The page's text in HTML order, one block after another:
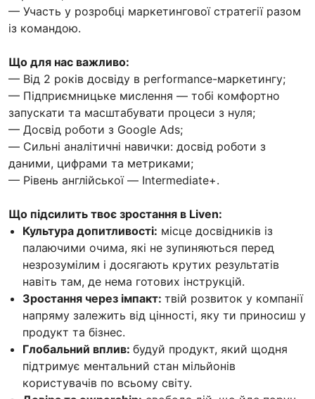
— Участь у розробці маркетингової стратегії разом
із командою.
Що для нас важливо:
— Від 2 років досвіду в performance-маркетингу;
— Підприємницьке мислення — тобі комфортно
запускати та масштабувати процеси з нуля;
— Досвід роботи з Google Ads;
— Сильні аналітичні навички: досвід роботи з
даними, цифрами та метриками;
— Рівень англійської — Intermediate+.
Що підсилить твоє зростання в Liven:
Культура допитливості: місце досвідників із
палаючими очима, які не зупиняються перед
незрозумілим і досягають крутих результатів
навіть там, де нема готових інструкцій.
Зростання через імпакт: твій розвиток у компанії
напряму залежить від цінності, яку ти приносиш у
продукт та бізнес.
Глобальний вплив: будуй продукт, який щодня
підтримує ментальний стан мільйонів
користувачів по всьому світу.